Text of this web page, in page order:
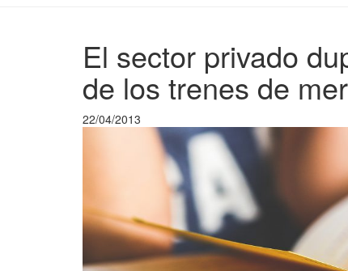
El sector privado
de los trenes de
22/04/2013